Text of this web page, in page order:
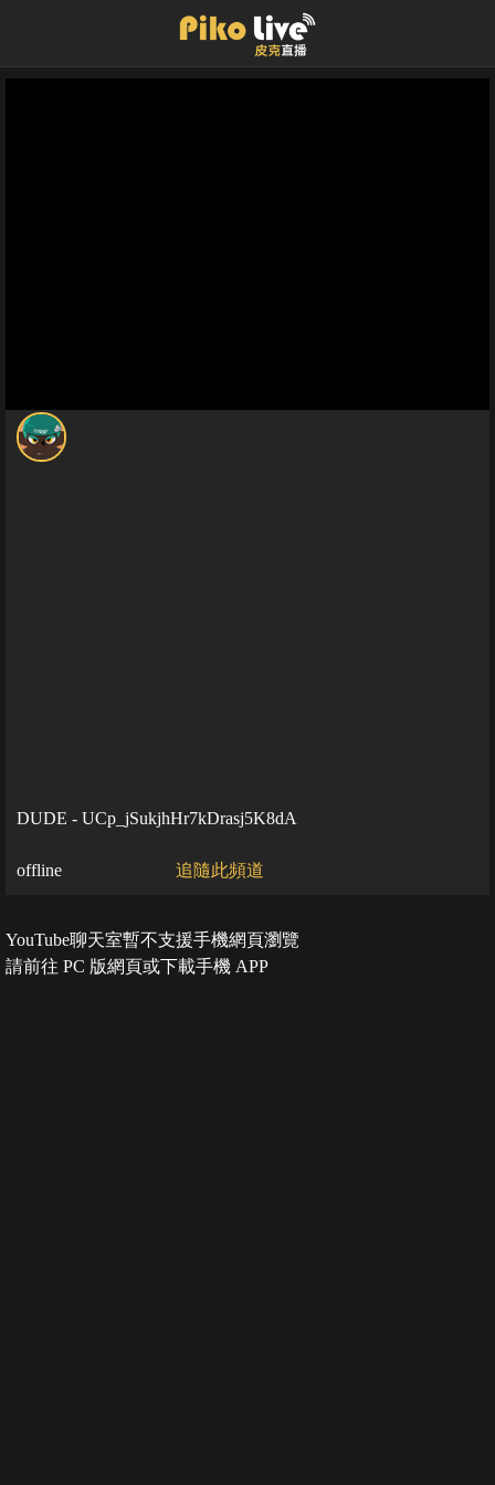
DUDE - UCp_jSukjhHr7kDrasj5K8dA
offline 追隨此頻道
YouTube聊天室暫不支援手機網頁瀏覽
請前往 PC 版網頁或下載手機 APP